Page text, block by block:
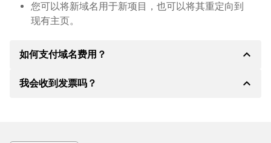
您可以将新域名用于新项目，也可以将其重定向到
现有主页。
如何支付域名费用？ expand_less
达成协议后，房东将通知您付款细节。房主随后会向您
我会收到发票吗？ expand_less